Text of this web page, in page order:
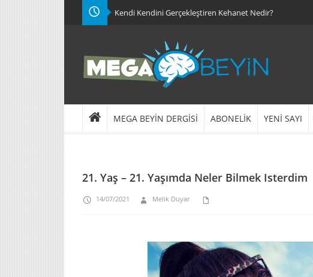
Kendi Kendini Gerçekleştiren Kehanet Nedir?
MEGA BEYİN DERGİSİ ABONELİK YENİ SAYI
21. Yaş – 21. Yaşımda Neler Bilmek Isterdim
14/07/2021 Melik Duyar